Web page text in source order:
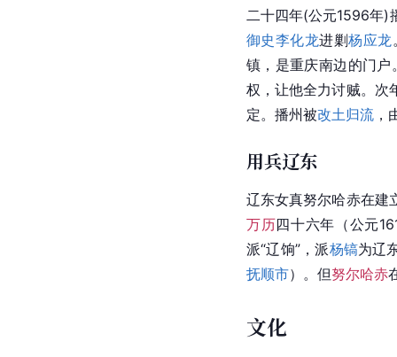
二十四年(公元1596年)
御史李化龙进剿杨应龙
镇，是重庆南边的门
权，让他全力讨贼。次
定。 播州被改土归流 ，
用兵辽东
辽东女真努尔哈赤在建
万历四十六年（公元
派“辽饷”，派杨镐为辽
抚顺市）。但努尔哈赤
文化